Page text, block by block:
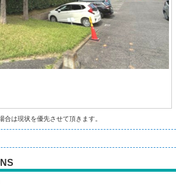
は現状を優先させて頂きます。